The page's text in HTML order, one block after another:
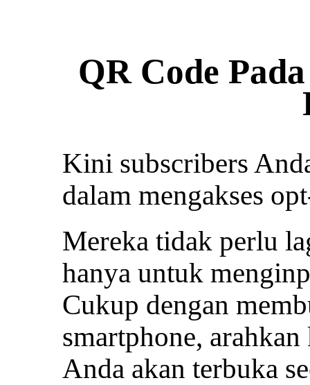
QR Code
Kini subscribers
dalam mengakses
Mereka tidak perlu
hanya untuk
Cukup dengan
smartphone,
Anda akan terbuka